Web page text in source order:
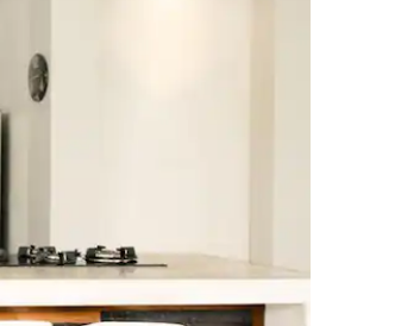
do teclado ou tocando e deslizando o dedo na